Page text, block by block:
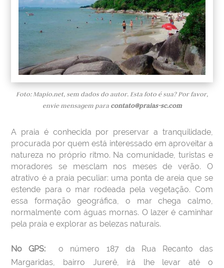
Foto: Mapio.net, sem dados do autor. Esta foto é sua? Por favor,
envie mensagem para contato@praias-sc.com
A praia é conhecida por preservar a tranquilidade,
procurada por quem está interessado em aproveitar a
natureza no próprio ritmo. Na comunidade, turistas e
moradores se mesclam nos meses de verão. O
atrativo é a praia peculiar: uma ponta de areia que se
estende para o mar rodeada pela vegetação. Com
essa formação geográfica, o mar chega calmo,
normalmente com águas mornas. O lazer é caminhar
pela praia e explorar as belezas naturais.
No GPS:o número 187 da Rua Recanto das
Margaridas, bairro Jurerê, irá lhe levar até o